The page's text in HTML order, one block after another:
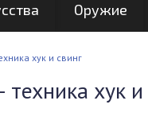
Оружие
хук и свинг
хук и